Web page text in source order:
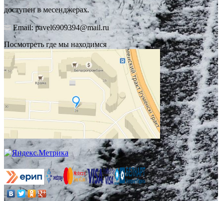
доступен в месенджерах.
Email: pavel6909394@mail.ru
Посмотреть где мы находимся